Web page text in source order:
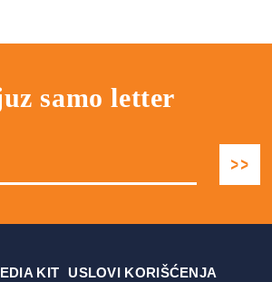
samo letter
KIT USLOVI KORIŠĆENJA